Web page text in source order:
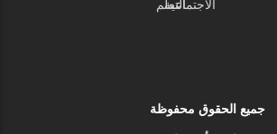
الاجتماعية
التعلم
جميع الحقوق محفوظة